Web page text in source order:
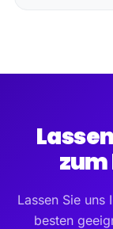
Lassen Sie uns
besten